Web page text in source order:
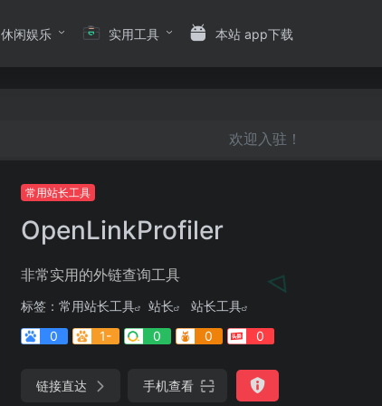
休闲娱乐 实用工具 本站 app下载
欢迎入驻！
常用站长工具
OpenLinkProfiler
非常实用的外链查询工具
标签： 常用站长工具 站长
站长工具
0
1- 0 0 0
链接直达 手机查看